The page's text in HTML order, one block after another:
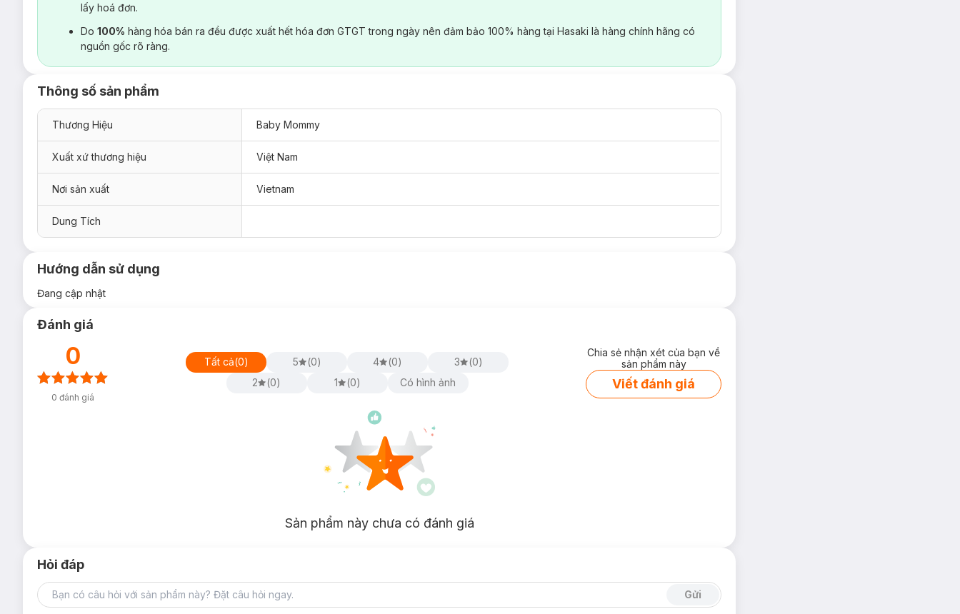
lấy hoá đơn.
Do 100% hàng hóa bán ra đều được xuất hết hóa đơn GTGT trong ngày nên đảm bảo 100% hàng tại Hasaki là hàng chính hãng có
nguồn gốc rõ ràng.
Thông số sản phẩm
Thương Hiệu Baby Mommy
Xuất xứ thương hiệu Việt Nam
Nơi sản xuất Vietnam
Dung Tích
Hướng dẫn sử dụng
Đang cập nhật
Đánh giá
0
0 đánh giá
Tất cả(0) 5 (0) 4 (0) 3 (0)
2
(0) 1 (0) Có hình ảnh
Chia sẻ nhận xét của bạn về
sản phẩm này
Viết đánh giá
Sản phẩm này chưa có đánh giá
Hỏi đáp
Gửi